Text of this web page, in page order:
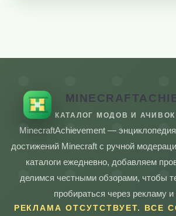
КАТАЛОГ МОДОВ И
MinecraftAchievement —
достижений Minecraft с ручной
каталоги ежедневно, добавляем
делимся честными обзорами, чтобы
пробираться через рекламу
РЕКЛАМА ОТСУТСТВУЕТ. ВСЕ